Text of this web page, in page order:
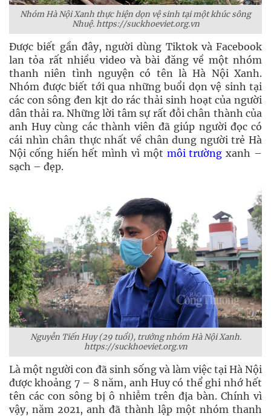
Nhóm Hà Nội Xanh thực hiện dọn vệ sinh tại một khúc sông
Nhuệ. https://suckhoeviet.org.vn
Được biết gần đây, người dùng Tiktok và Facebook
lan tỏa rất nhiều video và bài đăng về một nhóm
thanh niên tình nguyện có tên là Hà Nội Xanh.
Nhóm được biết tới qua những buổi dọn vệ sinh tại
các con sông đen kịt do rác thải sinh hoạt của người
dân thải ra. Những lời tâm sự rất đỗi chân thành của
anh Huy cùng các thành viên đã giúp người đọc có
cái nhìn chân thực nhất về chân dung người trẻ Hà
Nội cống hiến hết mình vì một môi trường xanh –
sạch – đẹp.
Nguyễn Tiến Huy (29 tuổi), trưởng nhóm Hà Nội Xanh.
https://suckhoeviet.org.vn
Là một người con đã sinh sống và làm việc tại Hà Nội
được khoảng 7 – 8 năm, anh Huy có thể ghi nhớ hết
tên các con sông bị ô nhiễm trên địa bàn. Chính vì
vậy, năm 2021, anh đã thành lập một nhóm thanh